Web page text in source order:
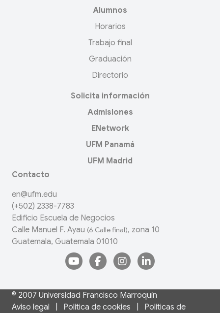
Alumnos
Horarios
Trabajo final
Graduación
Directorio
Solicita información
Admisiones
ENetwork
UFM Panamá
UFM Madrid
Contacto
en@ufm.edu
(+502) 2338-7783
Edificio Escuela de Negocios
Calle Manuel F. Ayau (6 Calle final), zona 10
Guatemala, Guatemala 01010
© 2007 Universidad Francisco Marroquín
Aviso legal
Política de cookies Políticas de